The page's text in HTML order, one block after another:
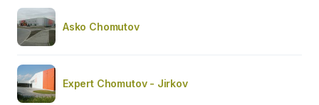
Asko Chomutov
Expert Chomutov - Jirkov